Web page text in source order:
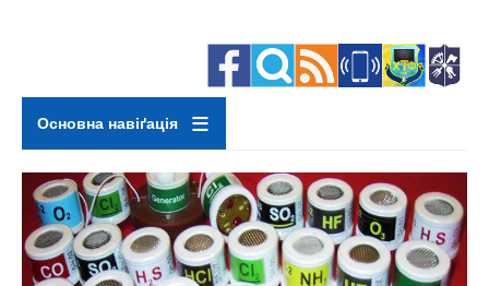
Основна навіґація